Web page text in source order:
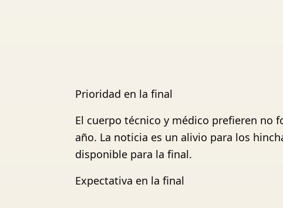
Prioridad en la final
El cuerpo técnico y médico prefieren no
año. La noticia es un alivio para los
disponible para la final.
Expectativa en la final